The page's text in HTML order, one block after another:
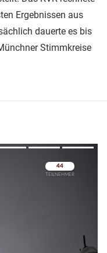
Ergebnissen aus
dauerte es bis
Stimmkreise
Überspringen